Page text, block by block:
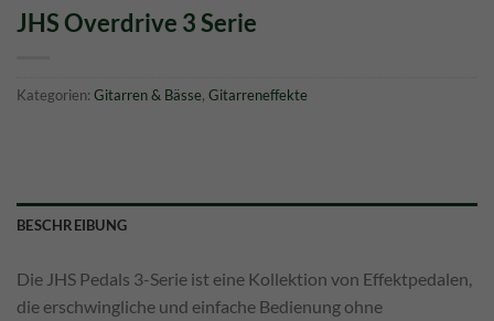
JHS Overdrive 3 Serie
Kategorien: Gitarren & Bässe, Gitarreneffekte
BESCHREIBUNG
Die JHS Pedals 3-Serie ist eine Kollektion von Effektpedalen,
die erschwingliche und einfache Bedienung ohne